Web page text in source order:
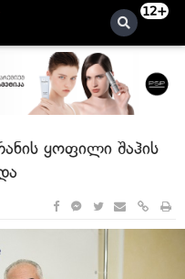
12+
ყოფილი შაჰის